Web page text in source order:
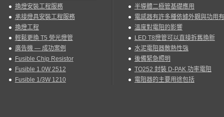
換燈安裝工程服務
承接燈具安裝工程服務
換燈工程
輕鬆更換 T5 熒光燈管
廣告機 — 成功案例
Fusible Chip Resistor
Fusible 1.0W 2512
Fusible 1/3W 1210
半導體二極管基礎應用
電感器有許多種依據外觀與功用
溫度對電阻的影響
LED T8燈管可以直接拆舊換新
水泥電阻器散熱性強
後備緊急照明
TO252 封裝 D-PAK 功率電阻
電阻器的主要用途包括